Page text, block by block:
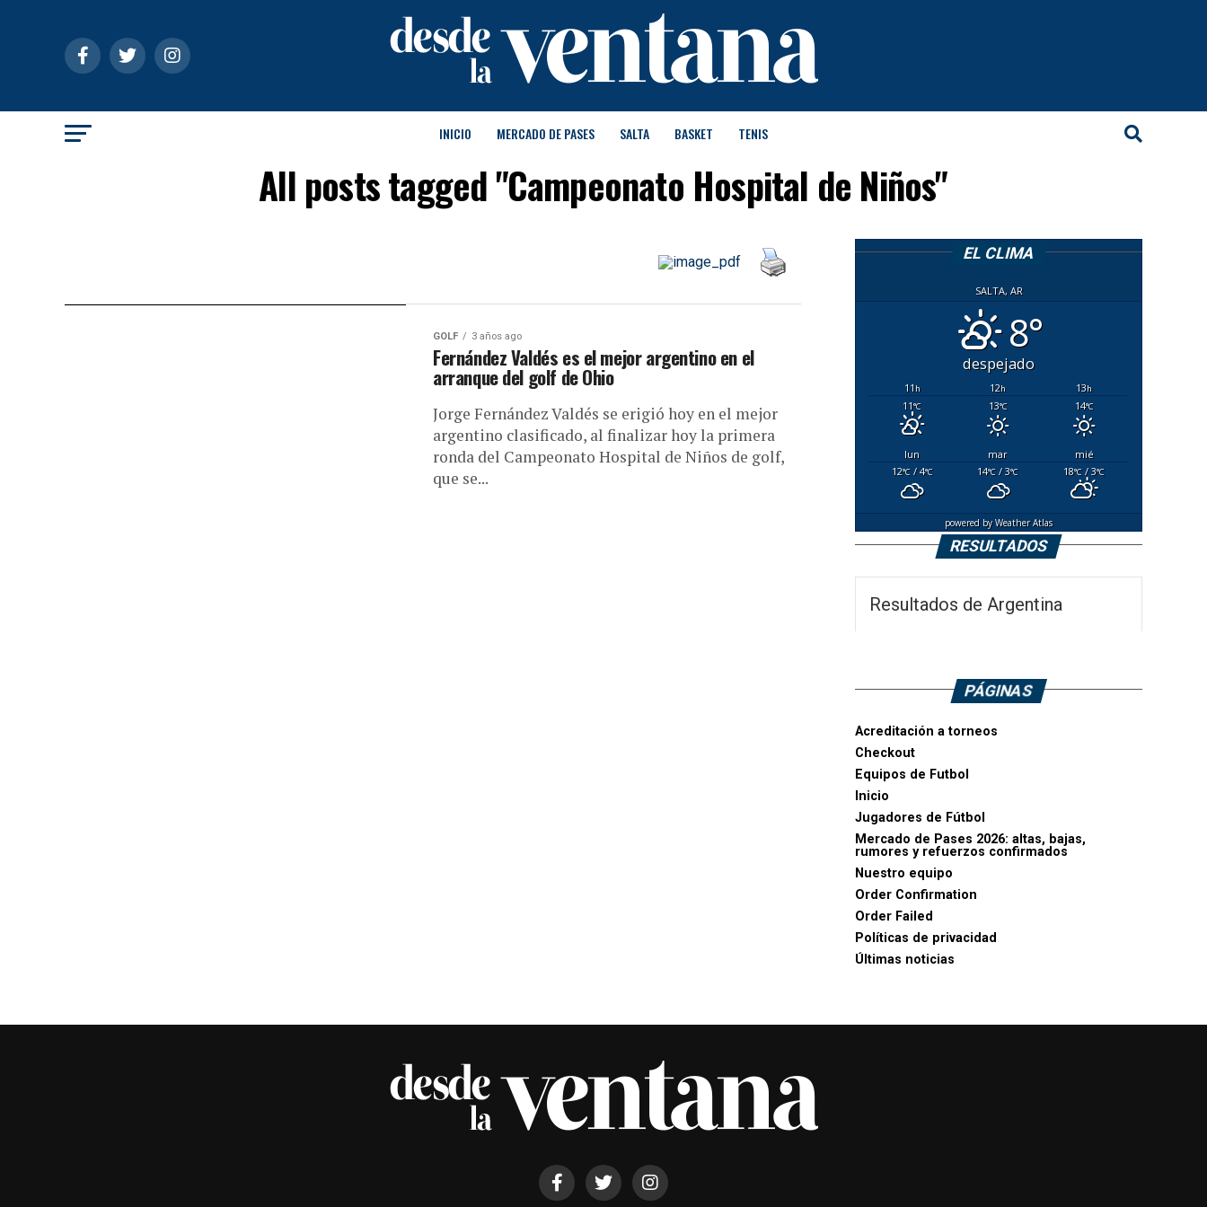
INICIO MERCADO DE PASES SALTA BASKET TENIS
All posts tagged "Campeonato Hospital de Niños"
GOLF 3 años ago
Fernández Valdés es el mejor argentino en el
arranque del golf de Ohio
Jorge Fernández Valdés se erigió hoy en el mejor
argentino clasificado, al finalizar hoy la primera
ronda del Campeonato Hospital de Niños de golf,
que se...
EL CLIMA
SALTA, AR
8°
despejado
11h 12h 13h
11°C 13°C 14°C
lun mar
mié
12°C/ 4°C 14°C / 3°C 18°C / 3°C
powered byWeather Atlas
RESULTADOS
Resultados de Argentina
PÁGINAS
Acreditación a torneos
Checkout
Equipos de Futbol
Inicio
Jugadores de Fútbol
Mercado de Pases 2026: altas, bajas,
rumores y refuerzos confirmados
Nuestro equipo
Order Confirmation
Order Failed
Políticas de privacidad
Últimas noticias